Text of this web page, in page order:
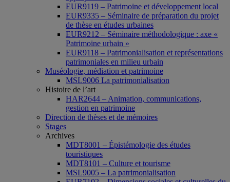
EUR9119 – Patrimoine et développement local
EUR9335 – Séminaire de préparation du projet
de thèse en études urbaines
EUR9212 – Séminaire méthodologique : axe «
Patrimoine urbain »
EUR9118 – Patrimonialisation et représentations
patrimoniales en milieu urbain
Muséologie, médiation et patrimoine
MSL9006 La patrimonialisation
Histoire de l’art
HAR2644 – Animation, communications,
gestion en patrimoine
Direction de thèses et de mémoires
Stages
Archives
MDT8001 – Épistémologie des études
touristiques
MDT8101 – Culture et tourisme
MSL9005 – La patrimonialisation